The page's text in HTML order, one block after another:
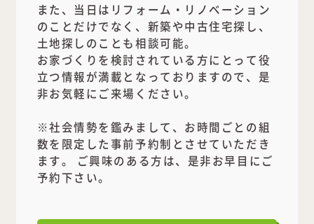
また、当日はリフォーム・リノベーション
のことだけでなく、新築や中古住宅探し、
土地探しのことも相談可能。
お家づくりを検討されている方にとって役
立つ情報が満載となっておりますので、是
非お気軽にご来場ください。
※社会情勢を鑑みまして、お時間ごとの組
数を限定した事前予約制とさせていただき
ます。 ご興味のある方は、是非お早目にご
予約下さい。